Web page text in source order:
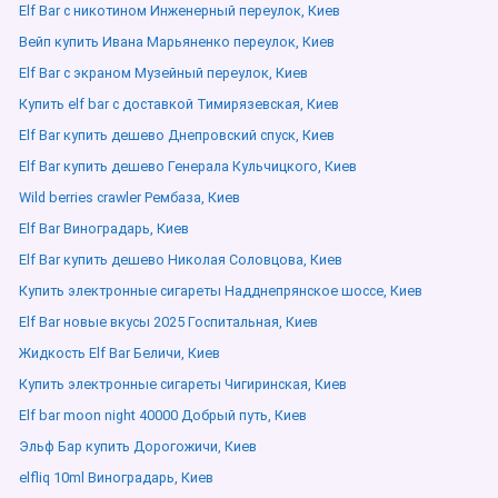
Elf Bar с никотином Инженерный переулок, Киев
Вейп купить Ивана Марьяненко переулок, Киев
Elf Bar с экраном Музейный переулок, Киев
Купить elf bar с доставкой Тимирязевская, Киев
Elf Bar купить дешево Днепровский спуск, Киев
Elf Bar купить дешево Генерала Кульчицкого, Киев
Wild berries crawler Рембаза, Киев
Elf Bar Виноградарь, Киев
Elf Bar купить дешево Николая Соловцова, Киев
Купить электронные сигареты Надднепрянское шоссе, Киев
Elf Bar новые вкусы 2025 Госпитальная, Киев
Жидкость Elf Bar Беличи, Киев
Купить электронные сигареты Чигиринская, Киев
Elf bar moon night 40000 Добрый путь, Киев
Эльф Бар купить Дорогожичи, Киев
elfliq 10ml Виноградарь, Киев